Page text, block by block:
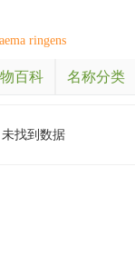
ringens
百科 名称分类
未找到数据